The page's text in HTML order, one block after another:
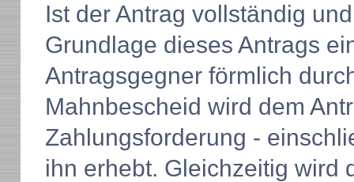
Ist der Antrag vollständig
Grundlage dieses Antrags
Antragsgegner förmlich
Mahnbescheid wird dem
Zahlungsforderung -
ihn erhebt. Gleichzeitig wird